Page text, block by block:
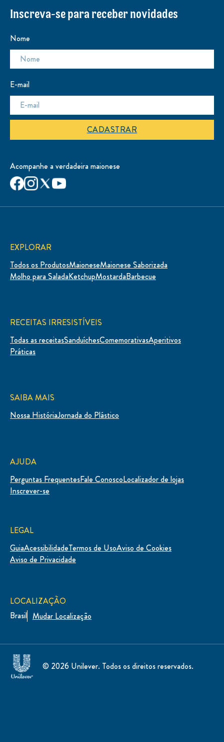
Inscreva-se para receber novidades
Nome
E-mail
CADASTRAR
Acompanhe a verdadeira maionese
EXPLORAR
Todos os ProdutosMaioneseMaionese Saborizada
Molho para SaladaKetchupMostardaBarbecue
RECEITAS IRRESISTÍVEIS
Todas as receitasSanduíchesComemorativasAperitivos
Práticas
SAIBA MAIS
Nossa HistóriaJornada do Plástico
AJUDA
Perguntas FrequentesFale ConoscoLocalizador de lojas
Inscrever-se
LEGAL
GuiaAcessibilidadeTermos de UsoAviso de Cookies
Aviso de Privacidade
© 2026 Unilever. Todos os direitos reservados.
LOCALIZAÇÃO
Brasil Mudar Localização